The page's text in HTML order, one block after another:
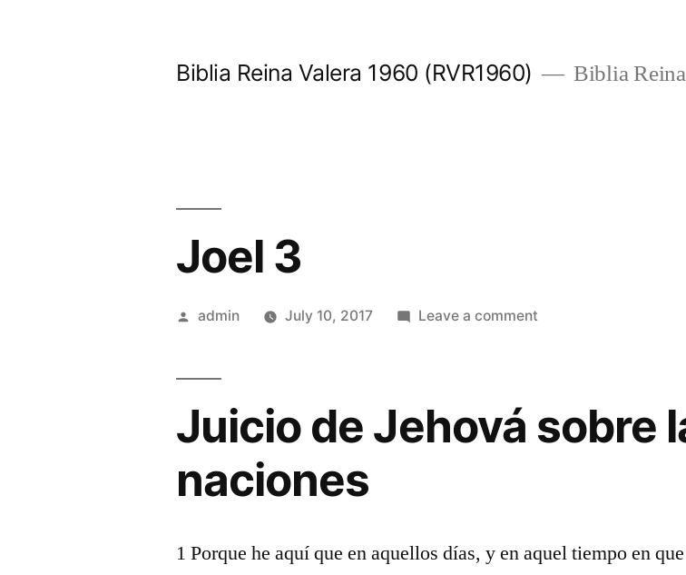
Biblia Reina Valera 1960 (RVR1960) Biblia
Joel 3
Posted
admin July 10, 2017 Leave a commenton
Juicio de Jehová sobre
naciones
1 Porque he aquí que en aquellos días, y en aquel tiempo en